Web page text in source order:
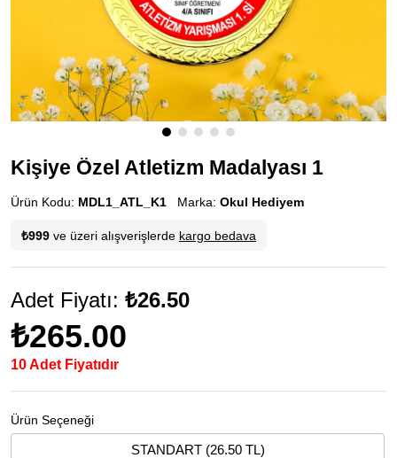
Kişiye Özel Atletizm Madalyası 1
Ürün Kodu: MDL1_ATL_K1 Marka: Okul Hediyem
₺999 ve üzeri alışverişlerde kargo bedava
Adet Fiyatı: ₺26.50
₺265.00
10 Adet Fiyatıdır
Ürün Seçeneği
STANDART (26.50 TL)